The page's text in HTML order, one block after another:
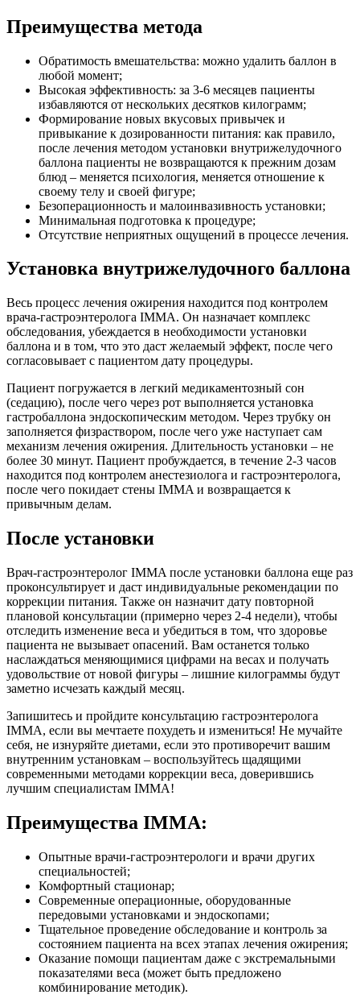
Преимущества метода
Обратимость вмешательства: можно удалить баллон в
любой момент;
Высокая эффективность: за 3-6 месяцев пациенты
избавляются от нескольких десятков килограмм;
Формирование новых вкусовых привычек и
привыкание к дозированности питания: как правило,
после лечения методом установки внутрижелудочного
баллона пациенты не возвращаются к прежним дозам
блюд – меняется психология, меняется отношение к
своему телу и своей фигуре;
Безоперационность и малоинвазивность установки;
Минимальная подготовка к процедуре;
Отсутствие неприятных ощущений в процессе лечения.
Установка внутрижелудочного баллона
Весь процесс лечения ожирения находится под контролем
врача-гастроэнтеролога IMMA. Он назначает комплекс
обследования, убеждается в необходимости установки
баллона и в том, что это даст желаемый эффект, после чего
согласовывает с пациентом дату процедуры.
Пациент погружается в легкий медикаментозный сон
(седацию), после чего через рот выполняется установка
гастробаллона эндоскопическим методом. Через трубку он
заполняется физраствором, после чего уже наступает сам
механизм лечения ожирения. Длительность установки – не
более 30 минут. Пациент пробуждается, в течение 2-3 часов
находится под контролем анестезиолога и гастроэнтеролога,
после чего покидает стены IMMA и возвращается к
привычным делам.
После установки
Врач-гастроэнтеролог IMMA после установки баллона еще раз
проконсультирует и даст индивидуальные рекомендации по
коррекции питания. Также он назначит дату повторной
плановой консультации (примерно через 2-4 недели), чтобы
отследить изменение веса и убедиться в том, что здоровье
пациента не вызывает опасений. Вам останется только
наслаждаться меняющимися цифрами на весах и получать
удовольствие от новой фигуры – лишние килограммы будут
заметно исчезать каждый месяц.
Запишитесь и пройдите консультацию гастроэнтеролога
IMMA, если вы мечтаете похудеть и измениться! Не мучайте
себя, не изнуряйте диетами, если это противоречит вашим
внутренним установкам – воспользуйтесь щадящими
современными методами коррекции веса, доверившись
лучшим специалистам IMMA!
Преимущества IMMA:
Опытные врачи-гастроэнтерологи и врачи других
специальностей;
Комфортный стационар;
Современные операционные, оборудованные
передовыми установками и эндоскопами;
Тщательное проведение обследование и контроль за
состоянием пациента на всех этапах лечения ожирения;
Оказание помощи пациентам даже с экстремальными
показателями веса (может быть предложено
комбинирование методик).